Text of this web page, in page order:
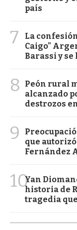
país
7
La
Caigo"
Barassi y
8
Peón rural
alcanzado
destrozos
9
que
Fernández
10Yan
historia de
tragedia